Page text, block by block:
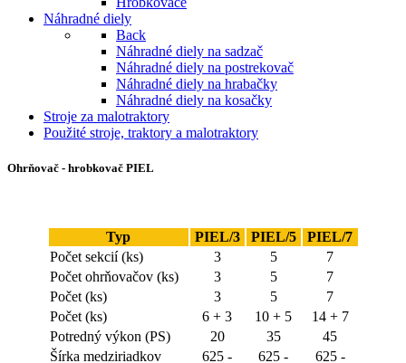
Náhradné diely
Back
Náhradné diely na sadzač
Náhradné diely na postrekovač
Náhradné diely na hrabačky
Náhradné diely na kosačky
Stroje za malotraktory
Použité stroje, traktory a malotraktory
Ohrňovač - hrobkovač PIEL
Typ PIEL/3 PIEL/5
PIEL/7
Počet sekcií (ks)
3 5
7
Počet ohrňovačov (ks)
3 5
7
Počet (ks)
3 5
7
Počet (ks)
6 + 3 10 + 5
14 + 7
Potredný výkon (PS)
20 35
45
Šírka medziriadkov
625 -
625 -
625 -